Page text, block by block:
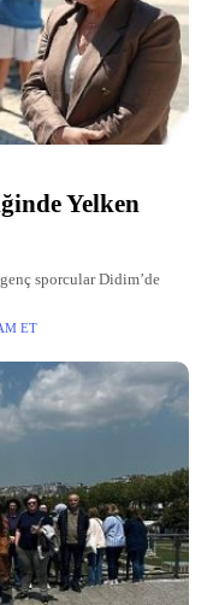
Yelken
sporcular Didim’de
ET